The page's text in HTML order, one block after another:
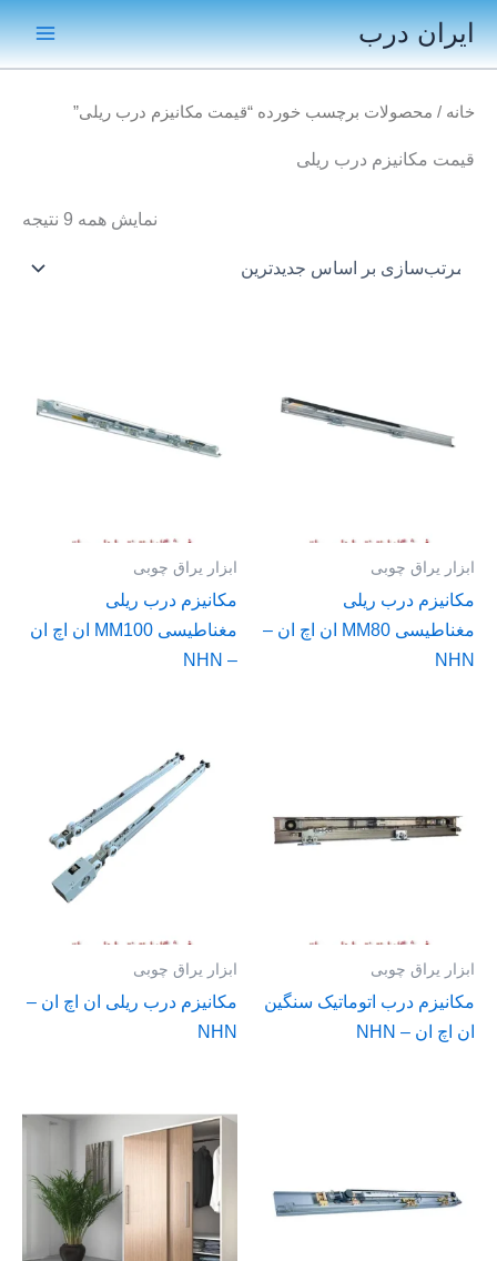
پرش
به
محتوا
ایران درب
Main
خانه / محصولات برچسب خورده “قیمت مکانیزم درب ریلی”
قیمت مکانیزم درب ریلی
نمایش همه 9 نتیجه
ابزار یراق چوبی
مکانیزم درب ریلی
مغناطیسی MM80 ان اچ ان –
NHN
ابزار یراق چوبی
مکانیزم درب ریلی
مغناطیسی MM100 ان اچ ان
– NHN
ابزار یراق چوبی
مکانیزم درب اتوماتیک سنگین
ان اچ ان – NHN
ابزار یراق چوبی
مکانیزم درب ریلی ان اچ ان –
NHN